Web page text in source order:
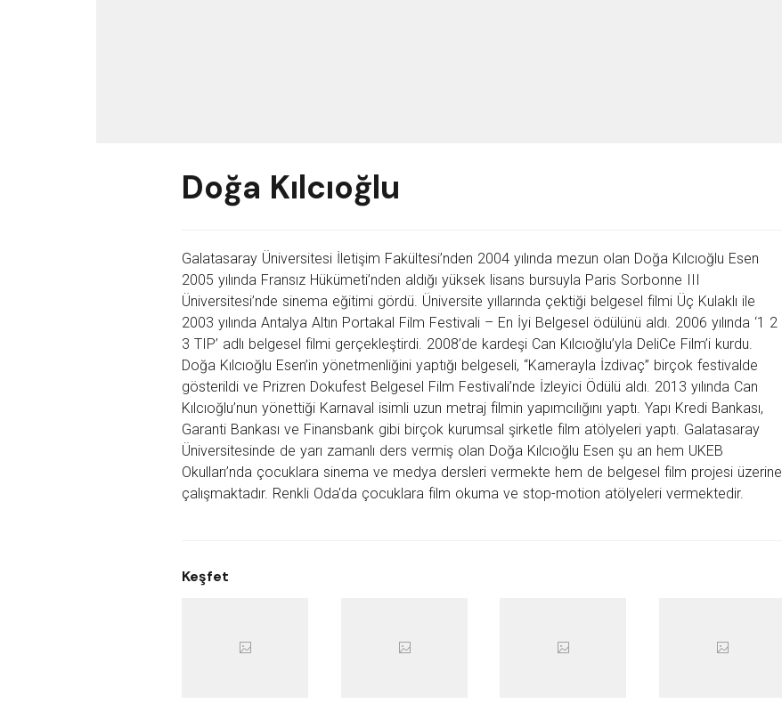
Doğa Kılcıoğlu
Galatasaray Üniversitesi İletişim Fakültesi’nden 2004 yılında mezun olan Doğa Kılcıoğlu Esen
2005 yılında Fransız Hükümeti’nden aldığı yüksek lisans bursuyla Paris Sorbonne III
Üniversitesi’nde sinema eğitimi gördü. Üniversite yıllarında çektiği belgesel filmi Üç Kulaklı ile
2003 yılında Antalya Altın Portakal Film Festivali – En İyi Belgesel ödülünü aldı. 2006 yılında ‘1 2
3 TIP’ adlı belgesel filmi gerçekleştirdi. 2008’de kardeşi Can Kılcıoğlu’yla DeliCe Film’i kurdu.
Doğa Kılcıoğlu Esen’in yönetmenliğini yaptığı belgeseli, “Kamerayla İzdivaç” birçok festivalde
gösterildi ve Prizren Dokufest Belgesel Film Festivali’nde İzleyici Ödülü aldı. 2013 yılında Can
Kılcıoğlu’nun yönettiği Karnaval isimli uzun metraj filmin yapımcılığını yaptı. Yapı Kredi Bankası,
Garanti Bankası ve Finansbank gibi birçok kurumsal şirketle film atölyeleri yaptı. Galatasaray
Üniversitesinde de yarı zamanlı ders vermiş olan Doğa Kılcıoğlu Esen şu an hem UKEB
Okulları’nda çocuklara sinema ve medya dersleri vermekte hem de belgesel film projesi üzerine
çalışmaktadır. Renkli Oda'da çocuklara film okuma ve stop-motion atölyeleri vermektedir.
Keşfet